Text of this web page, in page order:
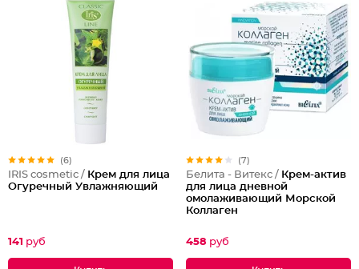
(6)
IRIS cosmetic / Крем для лица
Огуречный Увлажняющий
141 руб
(7)
Белита - Витекс / Крем-актив
для лица дневной
омолаживающий Морской
Коллаген
458 руб